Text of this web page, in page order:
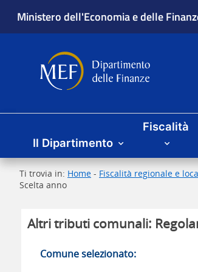
Ministero dell'Economia e delle
Dipartimento delle
Menu principale
Il Dipartimento
Fiscalità
Ti trovia in: Home - Fiscalità regionale e
Scelta anno
Altri tributi comunali:
Comune selezionato: